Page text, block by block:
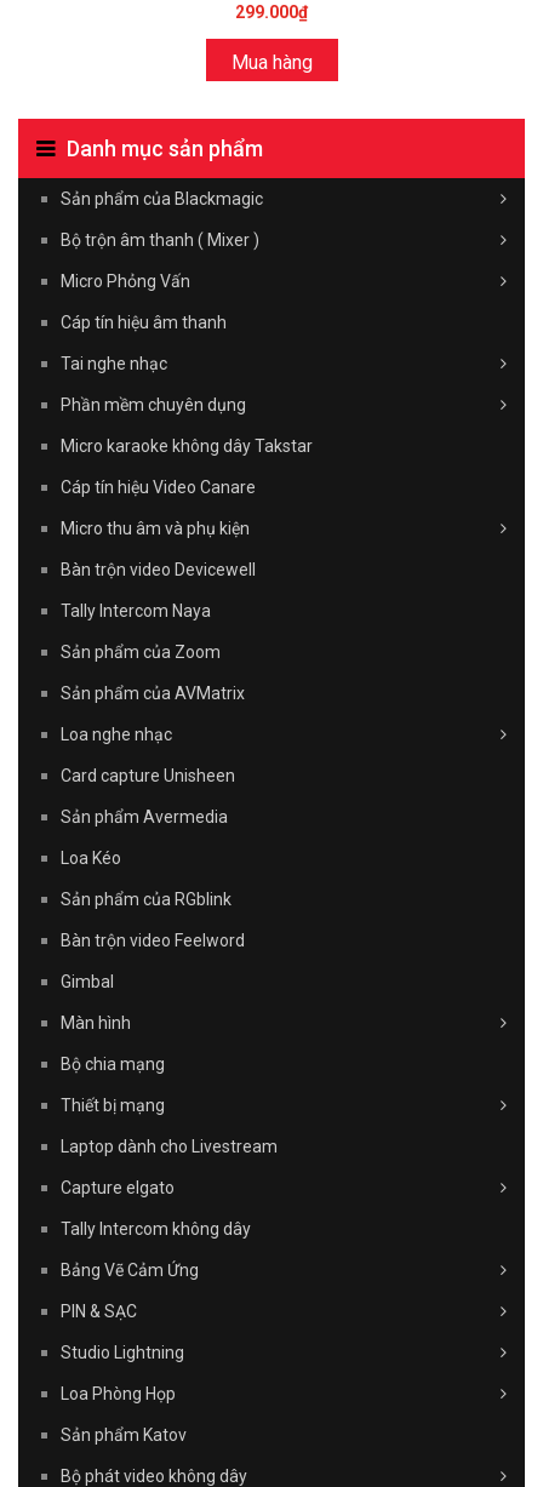
299.000₫
Mua hàng
Danh mục sản phẩm
Sản phẩm của Blackmagic
Bộ trộn âm thanh ( Mixer )
Micro Phỏng Vấn
Cáp tín hiệu âm thanh
Tai nghe nhạc
Phần mềm chuyên dụng
Micro karaoke không dây Takstar
Cáp tín hiệu Video Canare
Micro thu âm và phụ kiện
Bàn trộn video Devicewell
Tally Intercom Naya
Sản phẩm của Zoom
Sản phẩm của AVMatrix
Loa nghe nhạc
Card capture Unisheen
Sản phẩm Avermedia
Loa Kéo
Sản phẩm của RGblink
Bàn trộn video Feelword
Gimbal
Màn hình
Bộ chia mạng
Thiết bị mạng
Laptop dành cho Livestream
Capture elgato
Tally Intercom không dây
Bảng Vẽ Cảm Ứng
PIN & SẠC
Studio Lightning
Loa Phòng Họp
Sản phẩm Katov
Bộ phát video không dây